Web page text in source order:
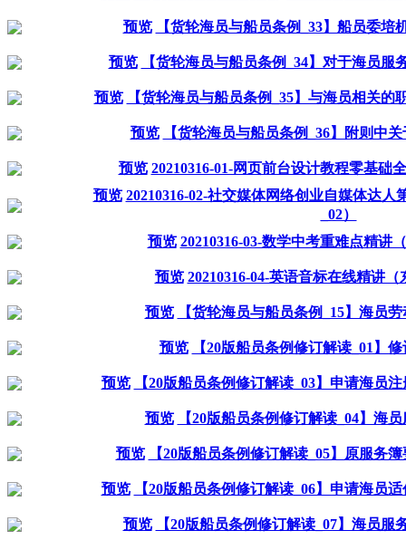
预览 【货轮海员与船员条例_33】船员委培
预览 【货轮海员与船员条例_34】对于海员服
预览 【货轮海员与船员条例_35】与海员相关的
预览 【货轮海员与船员条例_36】附则中
预览 20210316-01-网页前台设计教程零基础
预览 20210316-02-社交媒体网络创业自媒体达
_02）
预览 20210316-03-数学中考重难点精讲
预览 20210316-04-英语音标在线精讲
预览 【货轮海员与船员条例_15】海员
预览 【20版船员条例修订解读_01】
预览 【20版船员条例修订解读_03】申请海员
预览 【20版船员条例修订解读_04】海
预览 【20版船员条例修订解读_05】原服务
预览 【20版船员条例修订解读_06】申请海员
预览 【20版船员条例修订解读_07】海员服